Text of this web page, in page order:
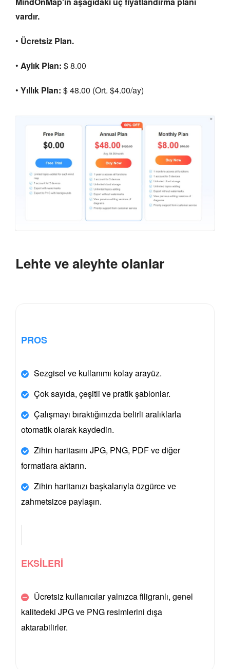
vardır.
• Ücretsiz Plan.
• Aylık Plan: $ 8.00
• Yıllık Plan: $ 48.00 (Ort. $4.00/ay)
Lehte ve aleyhte olanlar
PROS
Sezgisel ve kullanımı kolay arayüz.
Çok sayıda, çeşitli ve pratik şablonlar.
Çalışmayı bıraktığınızda belirli aralıklarla
otomatik olarak kaydedin.
Zihin haritasını JPG, PNG, PDF ve diğer
formatlara aktarın.
Zihin haritanızı başkalarıyla özgürce ve
zahmetsizce paylaşın.
EKSİLERİ
Ücretsiz kullanıcılar yalnızca filigranlı, genel
kalitedeki JPG ve PNG resimlerini dışa
aktarabilirler.